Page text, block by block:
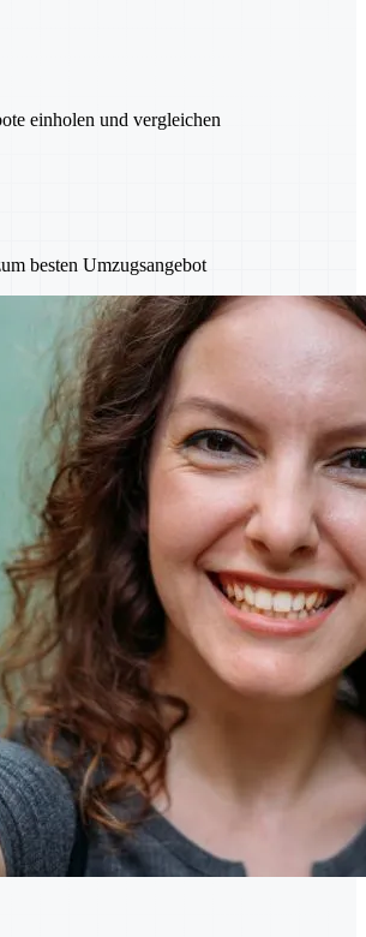
einholen und vergleichen
besten Umzugsangebot